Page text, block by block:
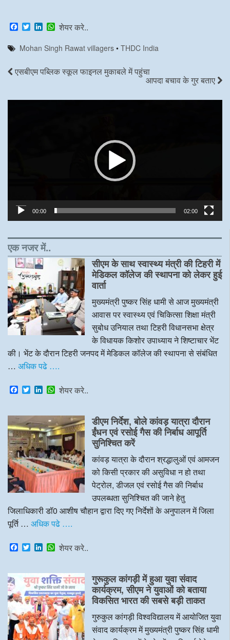
F
a
c
e
o
o
T
w
i
t
e
r
L
n
k
d
I
W
a
t
A
p
शेयर करे..
Mohan Singh Rawat villagers •THDC India
एसबीएम पब्लिक स्कूल फाइनल मुकाबले में पहुंचा
आपदा बचाव के गुर बताए
00:00 02:00
एक नजर में..
सीएम के साथ स्वास्थ्य मंत्री की टिहरी में
मेडिकल कॉलेज की स्थापना को लेकर हुई
वार्ता
मुख्यमंत्री पुष्कर सिंह धामी से आज मुख्यमंत्री
आवास पर स्वास्थ्य एवं चिकित्सा शिक्षा मंत्री
सुबोध उनियाल तथा टिहरी विधानसभा क्षेत्र
के विधायक किशोर उपाध्याय ने शिष्टाचार भेंट
की। भेंट के दौरान टिहरी जनपद में मेडिकल कॉलेज की स्थापना से संबंधित
… अधिक पढे ….
F
a
e
b
o
o
k
T
w
t
t
e
r
L
k
e
d
I
n
W
t
s
A
p
p
शेयर करे..
डीएम निर्देश, बोले कांवड़ यात्रा दौरान
ईंधन एवं रसोई गैस की निर्बाध आपूर्ति
सुनिश्चित करें
कांवड़ यात्रा के दौरान श्रद्धालुओं एवं आमजन
को किसी प्रकार की असुविधा न हो तथा
पेट्रोल, डीजल एवं रसोई गैस की निर्बाध
उपलब्धता सुनिश्चित की जाने हेतु
जिलाधिकारी डॉ0 आशीष चौहान द्वारा दिए गए निर्देशों के अनुपालन में जिला
पूर्ति … अधिक पढे ….
F
a
e
b
o
o
k
T
w
t
t
e
r
L
k
e
d
I
n
W
t
s
A
p
p
शेयर करे..
गुरूकुल कांगड़ी में हुआ युवा संवाद
कार्यक्रम, सीएम ने युवाओं को बताया
विकसित भारत की सबसे बड़ी ताकत
गुरुकुल कांगड़ी विश्वविद्यालय में आयोजित युवा
संवाद कार्यक्रम में मुख्यमंत्री पुष्कर सिंह धामी